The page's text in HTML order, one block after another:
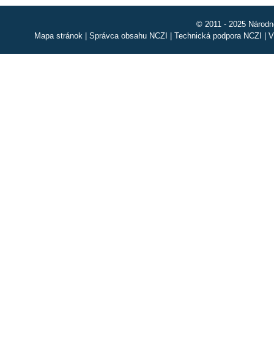
© 2011 - 2025
Mapa stránok| Správca obsahu NCZI Technická podpora NCZI